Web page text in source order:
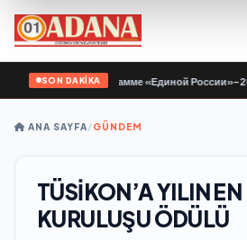
SON DAKİKA
по Народной программе «Единой России»-
ANA SAYFA/GÜNDEM
TÜSİKON’A YILIN
KURULUŞU ÖDÜLÜ